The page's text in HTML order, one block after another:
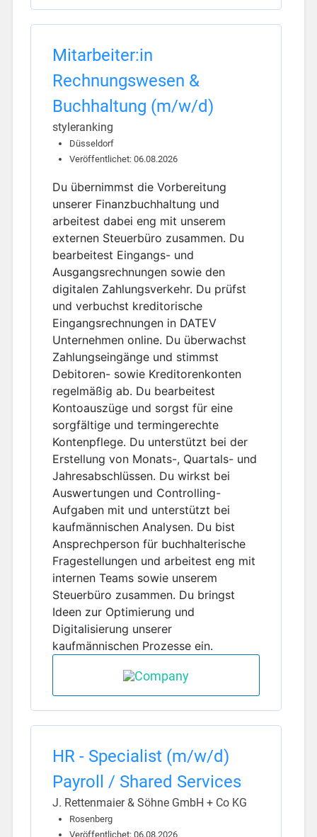
Mitarbeiter:in
Rechnungswesen &
Buchhaltung (m/w/d)
styleranking
Düsseldorf
Veröffentlichet: 06.08.2026
Du übernimmst die Vorbereitung
unserer Finanzbuchhaltung und
arbeitest dabei eng mit unserem
externen Steuerbüro zusammen. Du
bearbeitest Eingangs- und
Ausgangsrechnungen sowie den
digitalen Zahlungsverkehr. Du prüfst
und verbuchst kreditorische
Eingangsrechnungen in DATEV
Unternehmen online. Du überwachst
Zahlungseingänge und stimmst
Debitoren- sowie Kreditorenkonten
regelmäßig ab. Du bearbeitest
Kontoauszüge und sorgst für eine
sorgfältige und termingerechte
Kontenpflege. Du unterstützt bei der
Erstellung von Monats-, Quartals- und
Jahresabschlüssen. Du wirkst bei
Auswertungen und Controlling-
Aufgaben mit und unterstützt bei
kaufmännischen Analysen. Du bist
Ansprechperson für buchhalterische
Fragestellungen und arbeitest eng mit
internen Teams sowie unserem
Steuerbüro zusammen. Du bringst
Ideen zur Optimierung und
Digitalisierung unserer
kaufmännischen Prozesse ein.
HR - Specialist (m/w/d)
Payroll / Shared Services
J. Rettenmaier & Söhne GmbH + Co KG
Rosenberg
Veröffentlichet: 06.08.2026